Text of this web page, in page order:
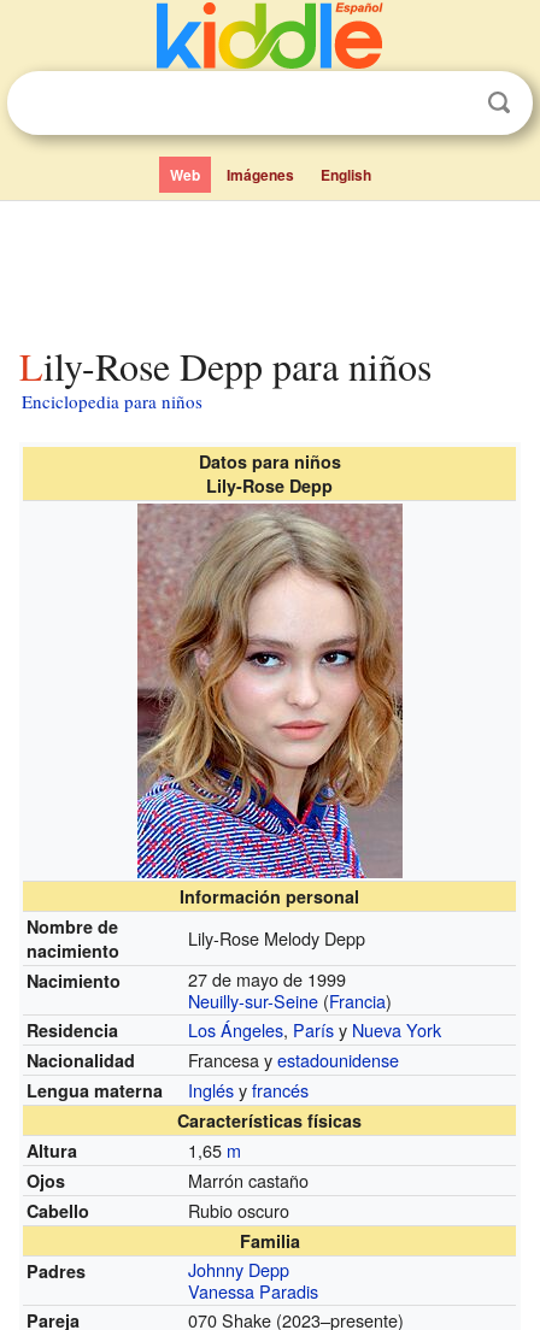
Web Imágenes English
Lily-Rose Depp para niños
Enciclopedia para niños
Datos para niños
Lily-Rose Depp
Información personal
Nombre de
nacimiento
Lily-Rose Melody Depp
Nacimiento
27 de mayo de 1999
Neuilly-sur-Seine (Francia)
Residencia Los Ángeles, Parísy Nueva York
Nacionalidad Francesa yestadounidense
Lengua materna Inglésyfrancés
Características físicas
Altura
1,65 m
Ojos Marrón castaño
Cabello Rubio oscuro
Familia
Padres
Johnny Depp
Vanessa Paradis
Pareja 070 Shake (2023–presente)